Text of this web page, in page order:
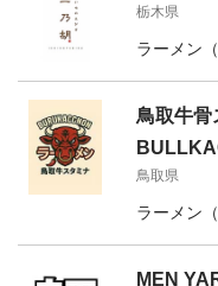
栃木県
ラーメン
鳥取牛骨
鳥取県
ラーメン
MEN